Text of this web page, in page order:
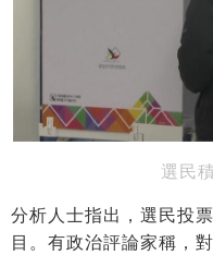
選民
分析人士指出，選民投
目。有政治評論家稱，